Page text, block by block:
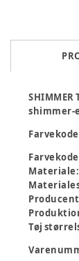
shimmer-
Farvekode
Materiale:
Producent
Tøj